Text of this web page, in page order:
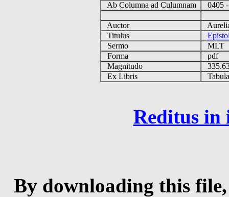
Ab Columna ad Culumnam
0405
Auctor
Titulus
Sermo
MLT
Forma
pdf
Magnitudo
Ex Libris
Reditus in
By downloading this